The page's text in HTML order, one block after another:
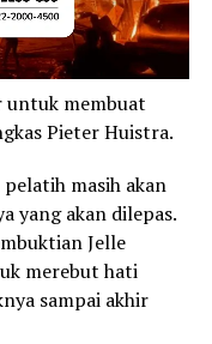
untuk membuat
Pieter Huistra.
masih akan
yang akan dilepas.
Jelle
merebut hati
sampai akhir